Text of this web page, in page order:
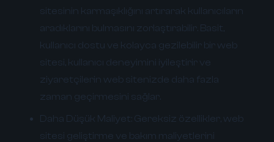
sitesinin karmaşıklığını artırarak kullanıcıların
aradıklarını bulmasını zorlaştırabilir. Basit,
kullanıcı dostu ve kolayca gezilebilir bir web
sitesi, kullanıcı deneyimini iyileştirir ve
ziyaretçilerin web sitenizde daha fazla
zaman geçirmesini sağlar.
Daha Düşük Maliyet: Gereksiz özellikler, web
sitesi geliştirme ve bakım maliyetlerini